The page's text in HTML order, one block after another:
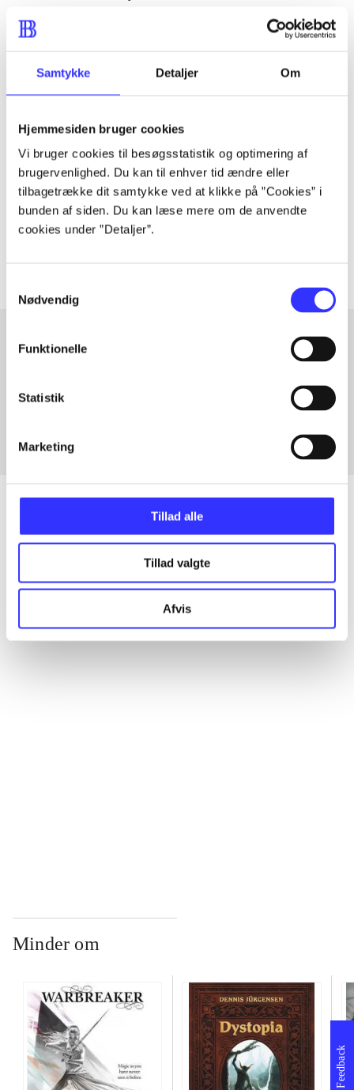
Samtykke Detaljer Om
Hjemmesiden bruger cookies
Vi bruger cookies til besøgsstatistik og optimering af
brugervenlighed. Du kan til enhver tid ændre eller
tilbagetrække dit samtykke ved at klikke på ”Cookies” i
bunden af siden. Du kan læse mere om de anvendte
cookies under ”Detaljer”.
Nødvendig
Funktionelle
Statistik
Marketing
Tillad alle
Tillad valgte
Afvis
finding their way to the valley...
Tidsskrift
lorem ipsum dolor sit amet ...
Tidsskrift
Artiklerne i handler ofte om
Fra
Artikler
Alle registrerede artikler fordelt på udgivelser
Minder om
Feedback